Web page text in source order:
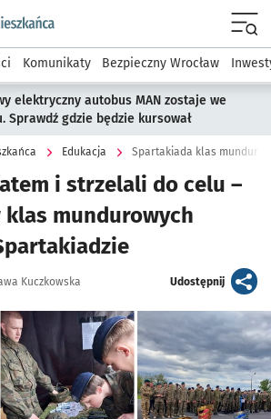
wroclaw.pl podserwis: Dla mieszkańca
Komunikaty Bezpieczny Wrocław
elektryczny autobus MAN zostaje we
Sprawdź gdzie będzie kursował
Edukacja Spartakiada klas
i strzelali do celu –
klas mundurowych
Kuczkowska Udostępnijartykuł